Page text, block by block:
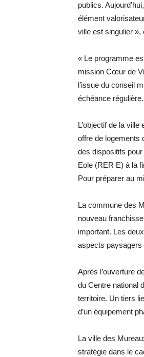
publics.
élément
ville est singulier »,
« Le programme
mission Cœur de
l’issue du conseil
échéance
L’objectif de la
offre de logements
des dispositifs pour
Eole (RER E) à la
Pour préparer au
La commune des
nouveau
important. Les
aspects paysagers
Après l’ouverture
du Centre national
territoire. Un tiers
d’un équipement
La ville des
stratégie dans le